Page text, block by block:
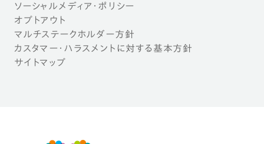
ソーシャルメディア・ポリシー
オプトアウト
マルチステークホルダー方針
カスタマー・ハラスメントに対する基本方針
サイトマップ